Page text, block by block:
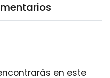
en este